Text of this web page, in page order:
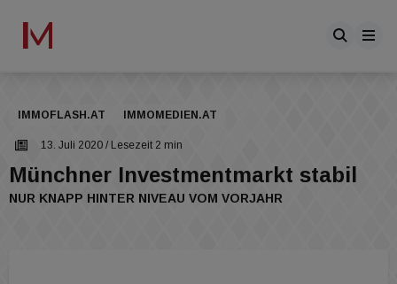
IMMOFLASH.AT IMMOMEDIEN.AT
13. Juli 2020 / Lesezeit 2 min
Münchner Investmentmarkt stabil
NUR KNAPP HINTER NIVEAU VOM VORJAHR